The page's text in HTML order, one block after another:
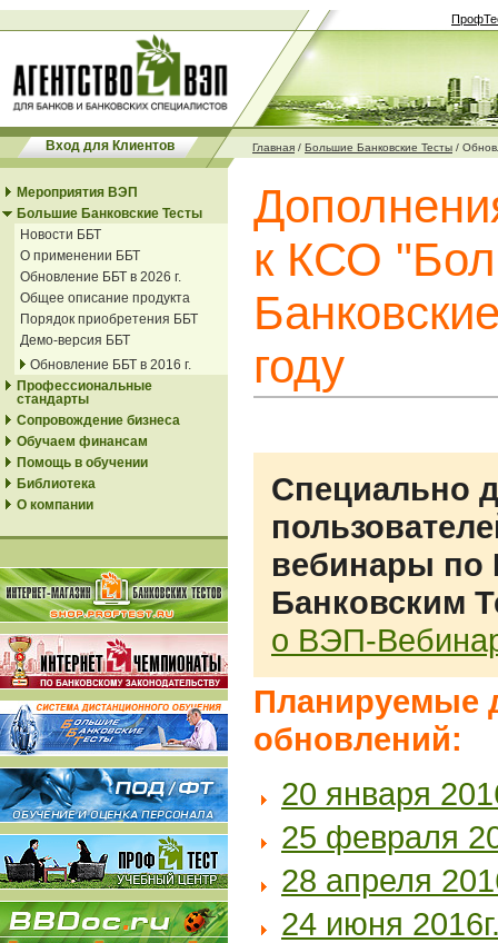
Вход для Клиентов Главная / Большие Банковские Тесты /
Мероприятия ВЭП
Большие Банковские Тесты
Новости ББТ
О применении ББТ
Обновление ББТ в 2026 г.
Общее описание продукта
Порядок приобретения ББТ
Демо-версия ББТ
Обновление ББТ в 2016 г.
Профессиональные
стандарты
Сопровождение бизнеса
Обучаем финансам
Помощь в обучении
Библиотека
О компании
к КСО
году
Специально
вебинары
Банковским
о ВЭП-
Планируемые
обновлений:
20 января
25 февраля
28 апреля
24 июня